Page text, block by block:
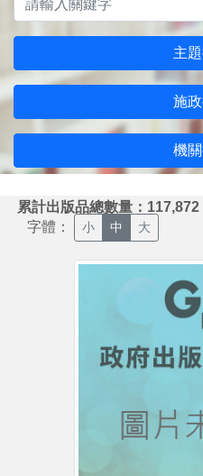
主
施
機
累計出版品總數量：117,872
字體： 小 中 大